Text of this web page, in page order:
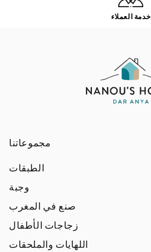
خدمة العملاء
مجموعاتنا
الطبقات
وجبة
صنع في المغرب
زجاجات الأطفال
اللهايات والملحقات